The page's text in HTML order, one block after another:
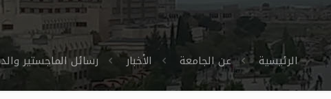
الرئيسية عن الجامعة الأخبار رسائل الماجستير